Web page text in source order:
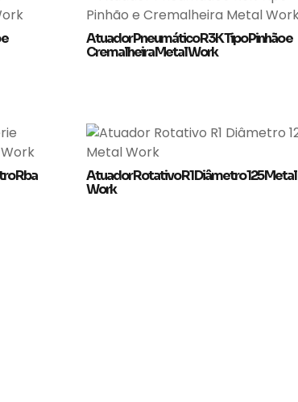
Atuador Pneumático R3K Tipo Pinhão e
Cremalheira Metal Work
Rba
Atuador Rotativo R1 Diâmetro 125 Metal
Work